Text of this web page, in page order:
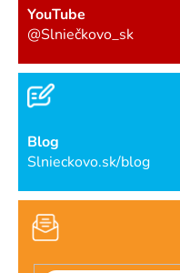
YouTube
@Slniečkovo_sk
Blog
Slnieckovo.sk/blog